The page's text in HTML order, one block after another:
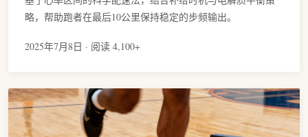
略，帮助跑者在最后10公里保持稳定的步频输出。
2025年7月8日 · 阅读 4,100+